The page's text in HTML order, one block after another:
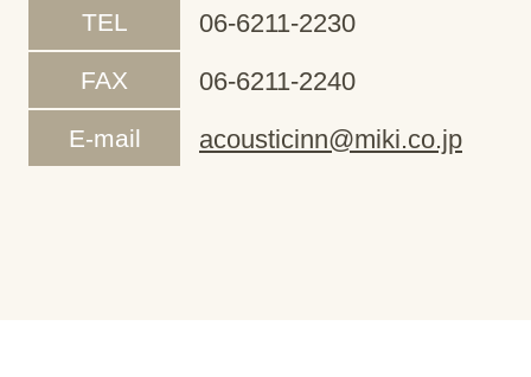
TEL 06-6211-2230
FAX 06-6211-2240
E-mail acousticinn@miki.co.jp